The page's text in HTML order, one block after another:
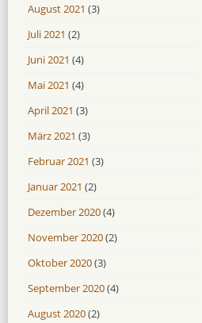
August 2021 (3)
Juli 2021 (2)
Juni 2021 (4)
Mai 2021 (4)
April 2021 (3)
März 2021 (3)
Februar 2021 (3)
Januar 2021 (2)
Dezember 2020(4)
November 2020(2)
Oktober 2020(3)
September 2020(4)
August 2020(2)